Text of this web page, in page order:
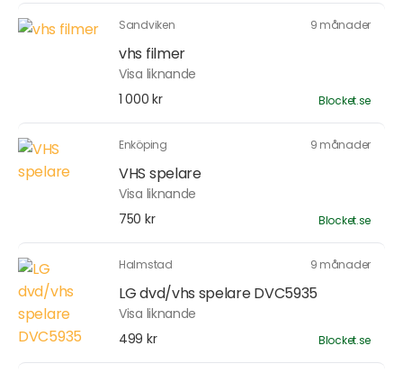
Sandviken 9 månader
vhs filmer
Visa liknande
1 000 kr
Blocket.se
Enköping 9 månader
VHS spelare
Visa liknande
750 kr
Blocket.se
Halmstad 9 månader
LG dvd/vhs spelare DVC5935
Visa liknande
499 kr
Blocket.se